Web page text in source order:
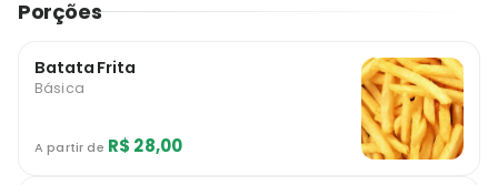
Porções
Batata Frita
Básica
A partir de R$ 28,00